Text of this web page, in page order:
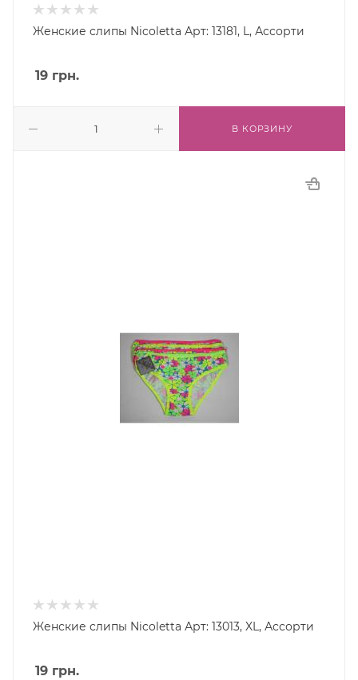
Женские слипы Nicoletta Арт: 13181, L, Ассорти
19 грн.
В КОРЗИНУ
Женские слипы Nicoletta Арт: 13013, XL, Ассорти
19 грн.